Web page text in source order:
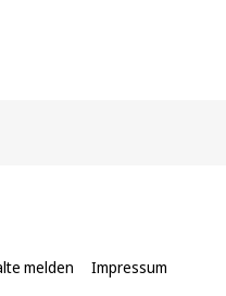
melden Impressum